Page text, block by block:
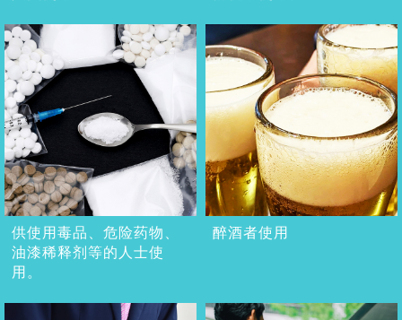
供使用毒品、危险药物、
油漆稀释剂等的人士使
用。
醉酒者使用